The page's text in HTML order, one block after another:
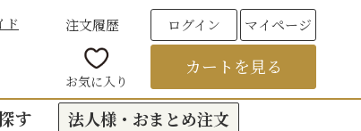
ド 注文履歴 ログイン マイページ
お気に入り
カートを見る
す 法人様・おまとめ注文